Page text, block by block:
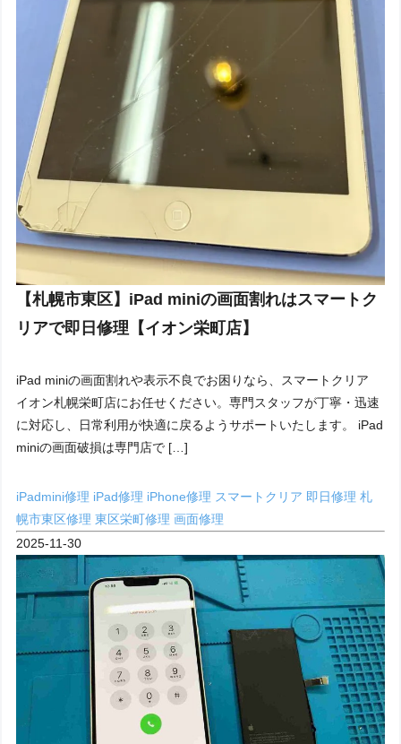
【札幌市東区】iPad miniの画面割れはスマートク
リアで即日修理【イオン栄町店】
iPad miniの画面割れや表示不良でお困りなら、スマートクリア
イオン札幌栄町店にお任せください。専門スタッフが丁寧・迅速
に対応し、日常利用が快適に戻るようサポートいたします。 iPad
miniの画面破損は専門店で […]
iPadmini修理 iPad修理 iPhone修理 スマートクリア 即日修理札
幌市東区修理東区栄町修理画面修理
2025-11-30